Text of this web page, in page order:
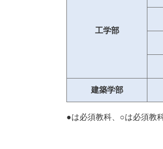
工学部
建築学部
●は必須教科、○は必須教